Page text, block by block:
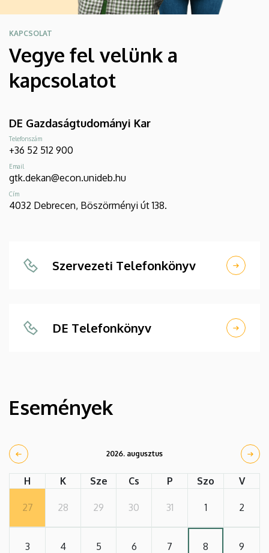
KAPCSOLAT
Vegye fel velünk a
kapcsolatot
DE Gazdaságtudományi Kar
Telefonszám
+36 52 512 900
Email
gtk.dekan@econ.unideb.hu
Cím
4032 Debrecen, Böszörményi út 138.
Szervezeti Telefonkönyv
DE Telefonkönyv
Események
2026. augusztus
H K Sze Cs P Szo V
27 28 29 30 31 1 2
3 4 5 6 7 8 9